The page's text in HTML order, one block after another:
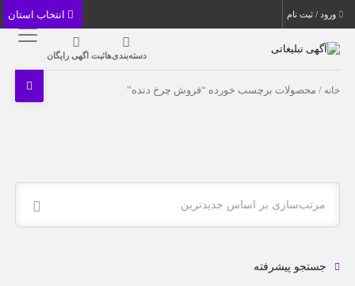
ورود / ثبت نام
دسته‌بندی‌هاثبت اگهی رایگان
خانه / محصولات برچسب خورده “فروش چرخ دنده”
مرتب‌سازی بر اساس جدیدترین
جستجو پیشرفته